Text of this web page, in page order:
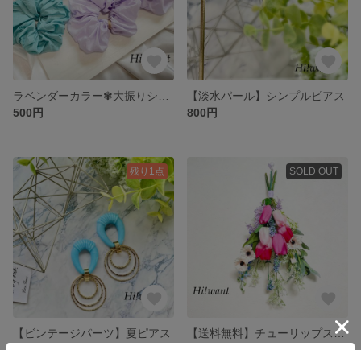
500円
【淡水パール】シンプルピアス
800円
残り1点
【ビンテージパーツ】夏ピアス
SOLD OUT
【送料無料】チューリップスワッグ/アーティフィシャルフラワー